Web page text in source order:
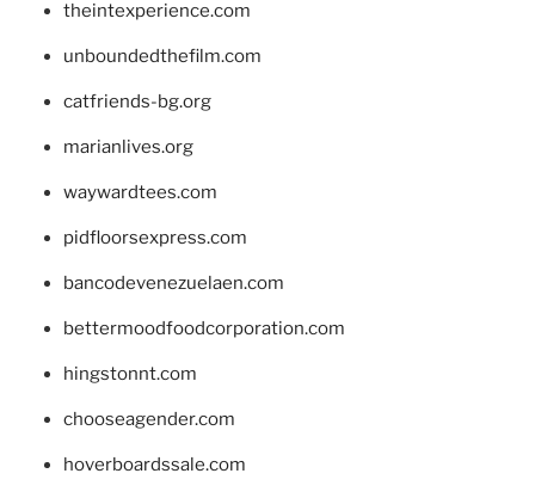
theintexperience.com
unboundedthefilm.com
catfriends-bg.org
marianlives.org
waywardtees.com
pidfloorsexpress.com
bancodevenezuelaen.com
bettermoodfoodcorporation.com
hingstonnt.com
chooseagender.com
hoverboardssale.com